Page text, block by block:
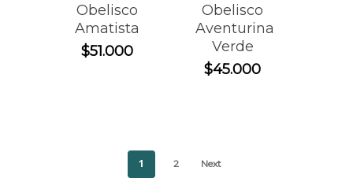
Obelisco
Amatista
$51.000
Obelisco
Aventurina
Verde
$45.000
1 2 Next